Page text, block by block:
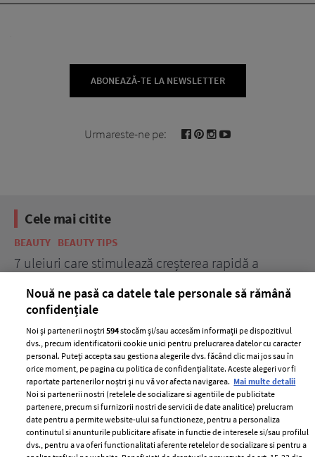
ABONEAZĂ-TE LA NEWSLETTER
Urmareste-ne pe:
Cele mai citite
BEAUTY BEAUTY TIPS
7 uleiuri care stimulează creșterea rapidă a
ELLE Style Awards
2024
Despre ELLE
Termeni si conditii
Politica de
confidențialitate
Nouă ne pasă ca datele tale personale să rămână
confidențiale
Noi și partenerii noștri594stocăm și/sau accesăm informații pe dispozitivul
dvs., precum identificatorii cookie unici pentru prelucrarea datelor cu caracter
personal. Puteți accepta sau gestiona alegerile dvs. făcând clic mai jos sau în
orice moment, pe pagina cu politica de confidențialitate. Aceste alegeri vor fi
raportate partenerilor noștri și nu vă vor afecta navigarea. Mai multe detalii
Noi si partenerii nostri (retelele de socializare si agentiile de publicitate
partenere, precum si furnizorii nostri de servicii de date analitice) prelucram
date pentru a permite website-ului sa functioneze, pentru a personaliza
continutul si anunturile publicitare afisate in functie de interesele si/sau profilul
dvs., pentru a va oferi functionalitati aferente retelelor de socializare si pentru a